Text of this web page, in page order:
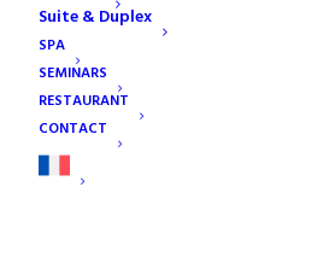
Suite & Duplex
SPA
SEMINARS
RESTAURANT
CONTACT
Ecolabel